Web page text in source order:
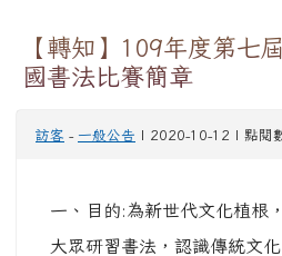
【轉知】109年度第七
國書法比賽簡章
訪客 - 一般公告 | 2020-10-12 | 點閱
一、目的:為新世代文化植根
大眾研習書法，認識傳統文